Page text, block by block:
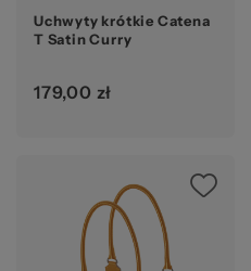
Uchwyty krótkie Catena
T Satin Curry
179,00 zł